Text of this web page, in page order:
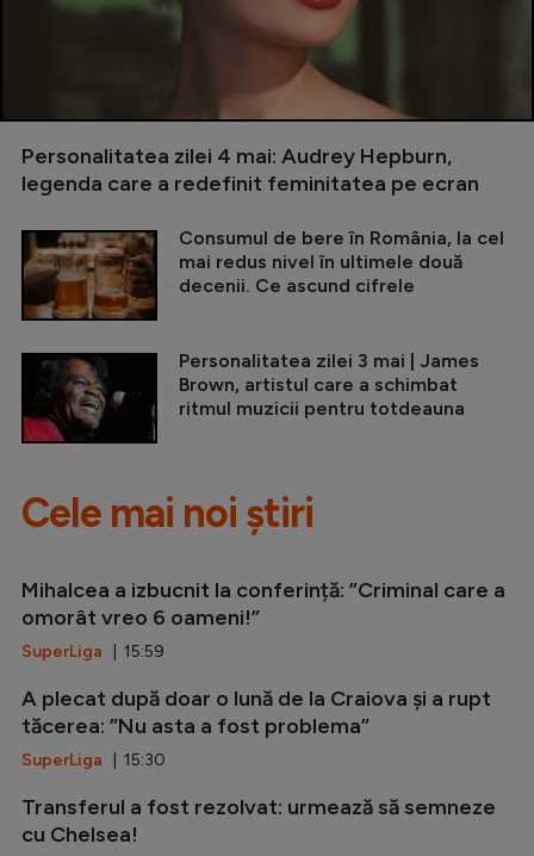
Personalitatea zilei 4 mai: Audrey Hepburn,
legenda care a redefinit feminitatea pe ecran
Consumul de bere în România, la cel
mai redus nivel în ultimele două
decenii. Ce ascund cifrele
Personalitatea zilei 3 mai | James
Brown, artistul care a schimbat
ritmul muzicii pentru totdeauna
Cele mai noi știri
Mihalcea a izbucnit la conferință: ”Criminal care a
omorât vreo 6 oameni!”
SuperLiga | 15:59
A plecat după doar o lună de la Craiova și a rupt
tăcerea: ”Nu asta a fost problema”
SuperLiga | 15:30
Transferul a fost rezolvat: urmează să semneze
cu Chelsea!